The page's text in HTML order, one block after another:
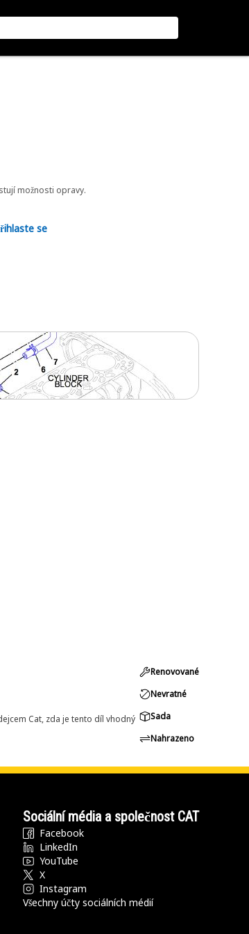
možnosti opravy.
se
Cat, zda je tento díl vhodný
Renovované
Nevratné
Sada
Nahrazeno
Sociální média a společnost CAT
Facebook
LinkedIn
YouTube
X
Instagram
Všechny účty sociálních médií